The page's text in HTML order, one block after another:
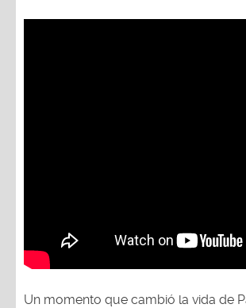
Un momento que cambió la vida de